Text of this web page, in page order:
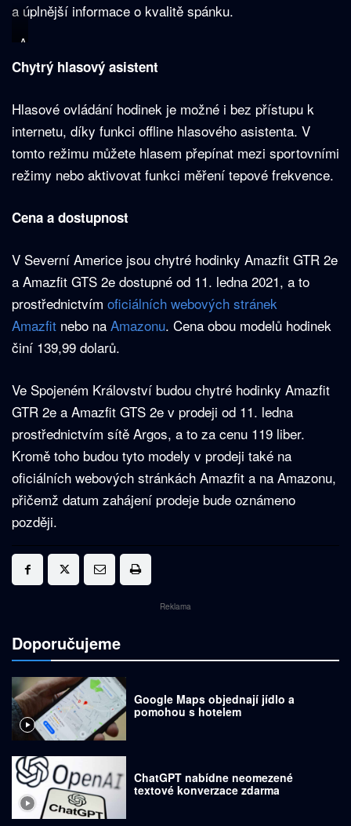
a úplnější informace o kvalitě spánku.
A
a
i
G
T
R
2
Chytrý hlasový asistent
Hlasové ovládání hodinek je možné i bez přístupu k
internetu, díky funkci offline hlasového asistenta. V
tomto režimu můžete hlasem přepínat mezi sportovními
režimy nebo aktivovat funkci měření tepové frekvence.
Cena a dostupnost
V Severní Americe jsou chytré hodinky Amazfit GTR 2e
a Amazfit GTS 2e dostupné od 11. ledna 2021, a to
prostřednictvím oficiálních webových stránek
Amazfit nebo na Amazonu. Cena obou modelů hodinek
činí 139,99 dolarů.
Ve Spojeném Království budou chytré hodinky Amazfit
GTR 2e a Amazfit GTS 2e v prodeji od 11. ledna
prostřednictvím sítě Argos, a to za cenu 119 liber.
Kromě toho budou tyto modely v prodeji také na
oficiálních webových stránkách Amazfit a na Amazonu,
přičemž datum zahájení prodeje bude oznámeno
později.
Reklama
Doporučujeme
Google Maps objednají jídlo a
pomohou s hotelem
ChatGPT nabídne neomezené
textové konverzace zdarma